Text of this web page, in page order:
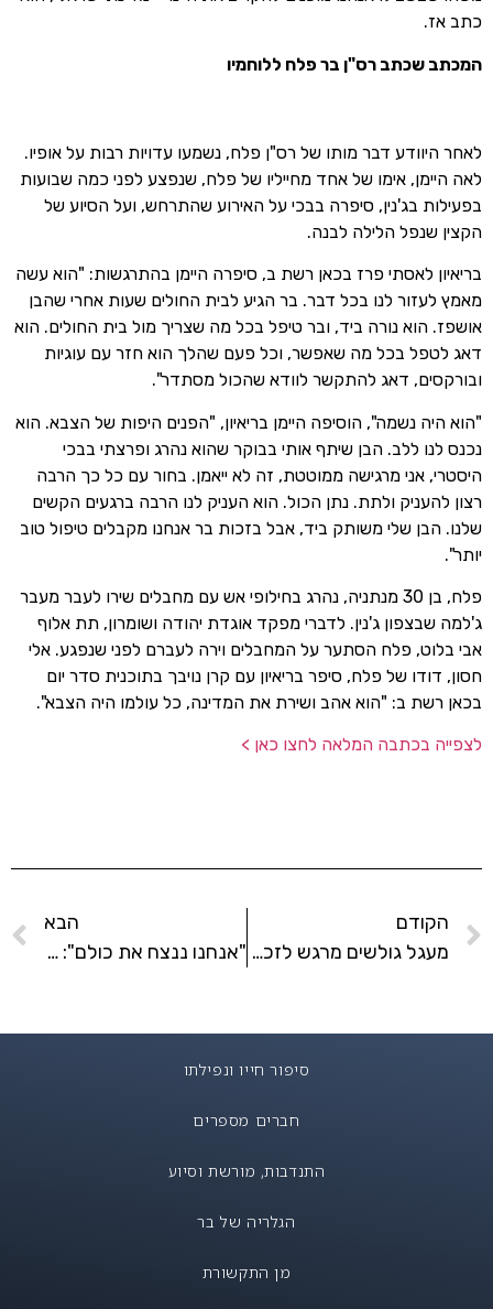
כתב אז.
המכתב שכתב רס"ן בר פלח ללוחמיו
לאחר היוודע דבר מותו של רס"ן פלח, נשמעו עדויות רבות על אופיו.
לאה היימן, אימו של אחד מחייליו של פלח, שנפצע לפני כמה שבועות
בפעילות בג'נין, סיפרה בבכי על האירוע שהתרחש, ועל הסיוע של
הקצין שנפל הלילה לבנה.
בריאיון לאסתי פרז בכאן רשת ב, סיפרה היימן בהתרגשות: "הוא עשה
מאמץ לעזור לנו בכל דבר. בר הגיע לבית החולים שעות אחרי שהבן
אושפז. הוא נורה ביד, ובר טיפל בכל מה שצריך מול בית החולים. הוא
דאג לטפל בכל מה שאפשר, וכל פעם שהלך הוא חזר עם עוגיות
ובורקסים, דאג להתקשר לוודא שהכול מסתדר".
"הוא היה נשמה", הוסיפה היימן בריאיון, "הפנים היפות של הצבא. הוא
נכנס לנו ללב. הבן שיתף אותי בבוקר שהוא נהרג ופרצתי בבכי
היסטרי, אני מרגישה ממוטטת, זה לא ייאמן. בחור עם כל כך הרבה
רצון להעניק ולתת. נתן הכול. הוא העניק לנו הרבה ברגעים הקשים
שלנו. הבן שלי משותק ביד, אבל בזכות בר אנחנו מקבלים טיפול טוב
יותר".
פלח, בן 30 מנתניה, נהרג בחילופי אש עם מחבלים שירו לעבר מעבר
ג'למה שבצפון ג'נין. לדברי מפקד אוגדת יהודה ושומרון, תת אלוף
אבי בלוט, פלח הסתער על המחבלים וירה לעברם לפני שנפגע. אלי
חסון, דודו של פלח, סיפר בריאיון עם קרן נויבך בתוכנית סדר יום
בכאן רשת ב: "הוא אהב ושירת את המדינה, כל עולמו היה הצבא".
לצפייה בכתבה המלאה לחצו כאן >
הקודם
מעגל גולשים מרגש לזכרו של רס"ן בר פלח ז"ל
הבא
"אנחנו ננצח את כולם": משפחתו של בר פלח נפרדת
סיפור חייו ונפילתו
חברים מספרים
התנדבות, מורשת וסיוע
הגלריה של בר
מן התקשורת